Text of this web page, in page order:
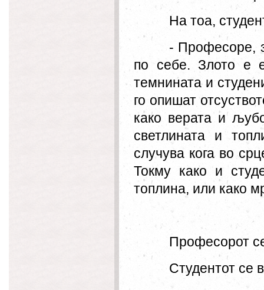
На тоа,
- Професоре,
по себе. Злото е
темнината и
го опишат
како верата и
светлината и
случува кога во
Токму како и
топлина, или како
Професорот
Студентот се